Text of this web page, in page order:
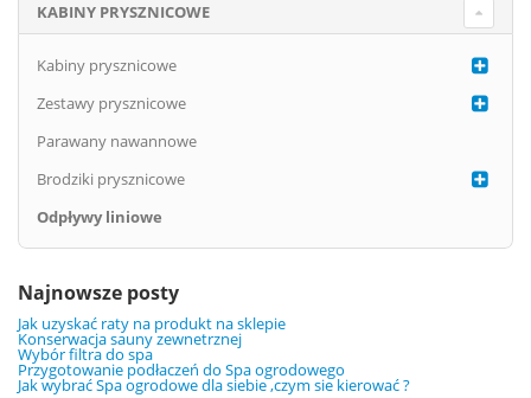
KABINY PRYSZNICOWE
Kabiny prysznicowe
Zestawy prysznicowe
Parawany nawannowe
Brodziki prysznicowe
Odpływy liniowe
Najnowsze posty
Jak uzyskać raty na produkt na sklepie
Konserwacja sauny zewnetrznej
Wybór filtra do spa
Przygotowanie podłaczeń do Spa ogrodowego
Jak wybrać Spa ogrodowe dla siebie ,czym sie kierować ?